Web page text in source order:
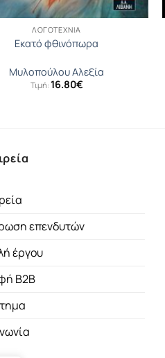
ΛΟΓΟΤΕΧΝΊΑ
Εκατό φθινόπωρα
Μυλοπούλου Αλεξία
Τιμή:16.80€
επενδυτών
έργου
B2B